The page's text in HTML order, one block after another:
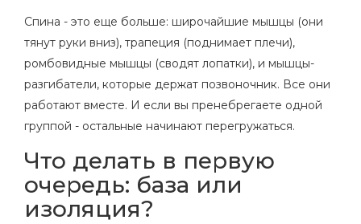
Спина - это еще больше: широчайшие мышцы (они
тянут руки вниз), трапеция (поднимает плечи),
ромбовидные мышцы (сводят лопатки), и мышцы-
разгибатели, которые держат позвоночник. Все они
работают вместе. И если вы пренебрегаете одной
группой - остальные начинают перегружаться.
Что делать в первую
очередь: база или
изоляция?